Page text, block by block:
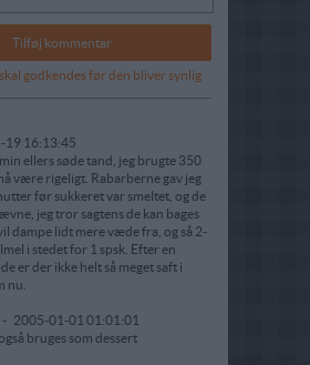
godkendes før den bliver synlig
19 16:13:45
min ellers søde tand, jeg brugte 350
være rigeligt. Rabarberne gav jeg
før sukkeret var smeltet, og de
jeg tror sagtens de kan bages
dampe lidt mere væde fra, og så 2-
i stedet for 1 spsk. Efter en
er der ikke helt så meget saft i
nu.
- 2005-01-01 01:01:01
bruges som dessert